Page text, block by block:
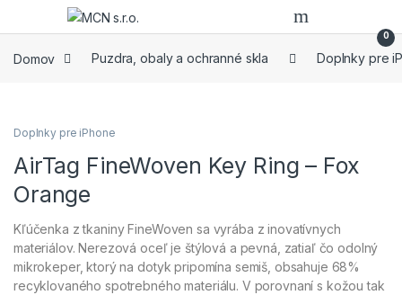
Skip to navigation
Skip to content
0
Domov Puzdra, obaly a ochranné skla Doplnky pre
Doplnky pre iPhone
AirTag FineWoven Key Ring – Fox
Orange
Kľúčenka z tkaniny FineWoven sa vyrába z inovatívnych
materiálov. Nerezová oceľ je štýlová a pevná, zatiaľ čo odolný
mikrokeper, ktorý na dotyk pripomína semiš, obsahuje 68%
recyklovaného spotrebného materiálu. V porovnaní s kožou tak